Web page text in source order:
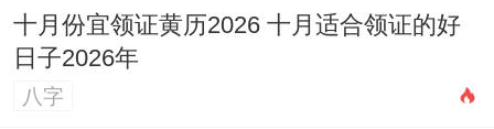
财务安全底线
设定月度消费上限,将收入的20%强制储蓄以
应对突发状况。
十月份宜领证黄历2026 十月适合领证的好
日子2026年
八字